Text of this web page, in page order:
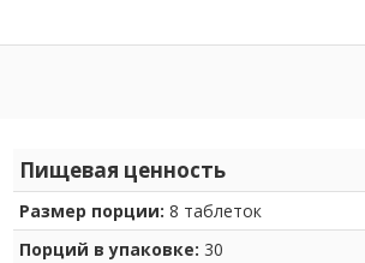
Пищевая ценность
Размер порции: 8 таблеток
Порций в упаковке: 30